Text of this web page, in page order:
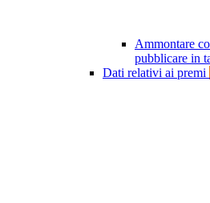
Ammontare
pubblicare in
Dati relativi ai premi